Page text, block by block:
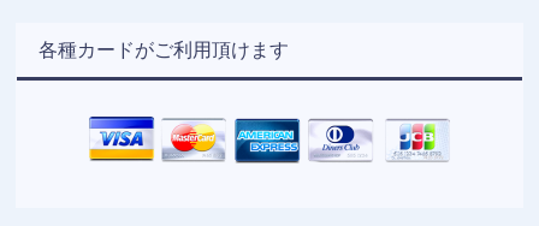
各種カードがご利用頂けます